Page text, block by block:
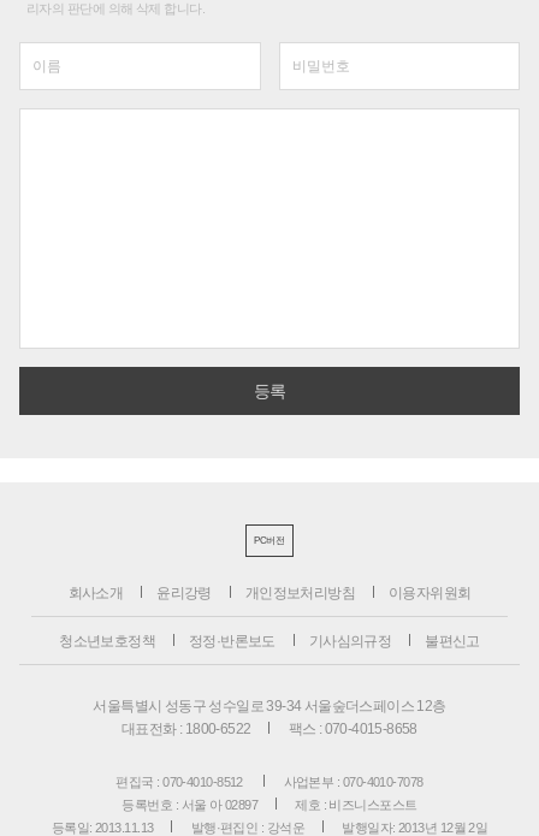
리자의 판단에 의해 삭제 합니다.
PC버전
회사소개 윤리강령 개인정보처리방침 이용자위원회
청소년보호정책 정정·반론보도 기사심의규정 불편신고
서울특별시 성동구 성수일로 39-34 서울숲더스페이스 12층
대표전화 : 1800-6522
팩스 : 070-4015-8658
편집국 : 070-4010-8512
사업본부 : 070-4010-7078
등록번호 : 서울 아 02897
제호 : 비즈니스포스트
등록일: 2013.11.13
발행·편집인 : 강석운 발행일자: 2013년 12월 2일